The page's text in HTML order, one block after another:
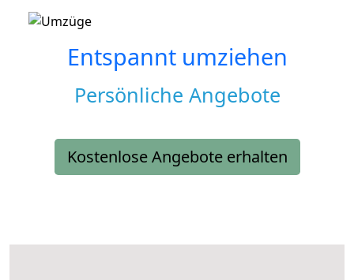
Entspannt umziehen
Persönliche Angebote
Kostenlose Angebote erhalten